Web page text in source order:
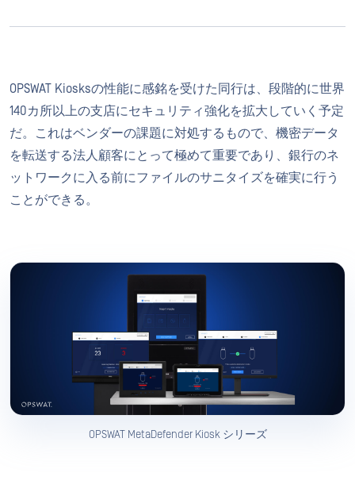
OPSWAT Kiosksの性能に感銘を受けた同行は、段階的に世界
140カ所以上の支店にセキュリティ強化を拡大していく予定
だ。これはベンダーの課題に対処するもので、機密データ
を転送する法人顧客にとって極めて重要であり、銀行のネ
ットワークに入る前にファイルのサニタイズを確実に行う
ことができる。
OPSWAT MetaDefender Kiosk シリーズ